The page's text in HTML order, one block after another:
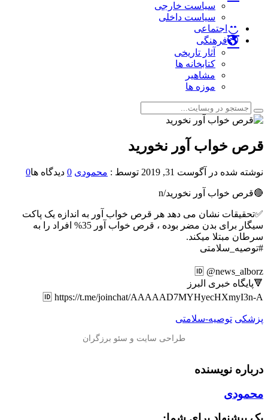
سیاست خارجی
سیاست داخلی
اجتماعی
فرهنگی
آثار تاریخی
کتابخانه ها
مشاهیر
موزه ها
قرص خواب آور نخورید
نوشته شده در آگوست 31, 2019 توسط : محمودی 0 دیدگاه ها0
🔴قرص خواب آور نخورید/n
✅تحقیقات نشان می دهد هر قرص خواب آور به اندازه یک پاکت
سیگار برای بدن مضر بوده ، ️قرص خواب آور 35% افراد را به
سرطان مبتلا میکند.
#توصیه_سلامتی
🆔 @news_alborz
🔻پایگاه خبری البرز
🆔 https://t.me/joinchat/AAAAAD7MYHyecHXmyI3n-A
پزشکی توصیه-سلامتی
درباره نویسنده
محمودی